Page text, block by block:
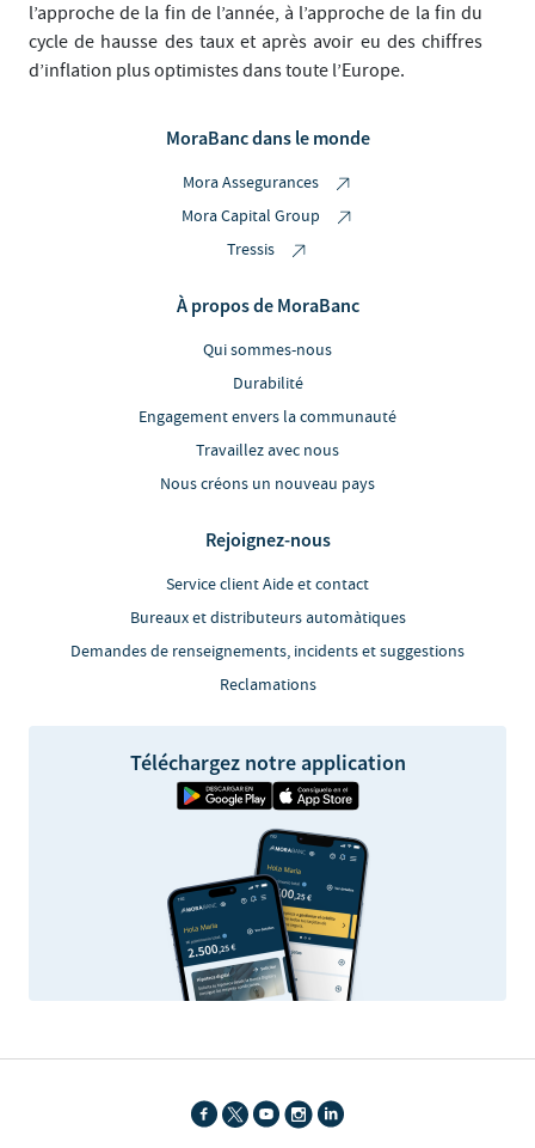
l’approche de la fin de l’année, à l’approche de la fin du
cycle de hausse des taux et après avoir eu des chiffres
d’inflation plus optimistes dans toute l’Europe.
MoraBanc dans le monde
Mora Assegurances
Mora Capital Group
Tressis
À propos de MoraBanc
Qui sommes-nous
Durabilité
Engagement envers la communauté
Travaillez avec nous
Nous créons un nouveau pays
Rejoignez-nous
Service client Aide et contact
Bureaux et distributeurs automàtiques
Demandes de renseignements, incidents et suggestions
Reclamations
Téléchargez notre application